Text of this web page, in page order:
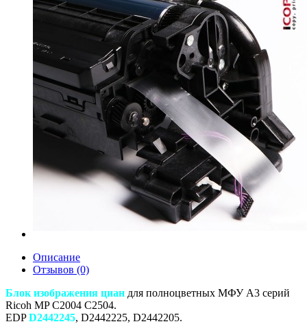
Описание
Отзывов (0)
Блок изображения циан для полноцветных МФУ A3 серий
Ricoh MP C2004 C2504.
EDPD2442245, D2442225, D2442205.